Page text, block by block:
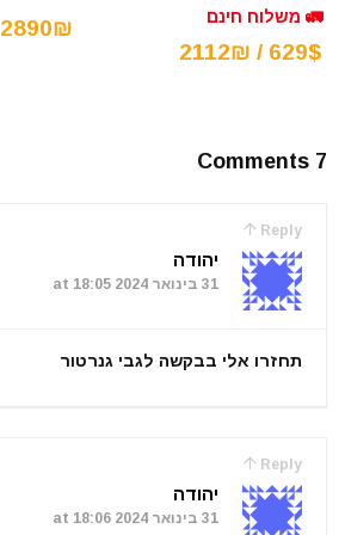
🚛 משלוח חינם
629$ / 2112₪
2890₪
7 Comments
Reply
יהודה
31 בינואר 2024 at 18:05
תחזרו אלי בבקשה לגבי גנרטור
Reply
יהודה
31 בינואר 2024 at 18:06